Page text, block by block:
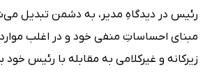
رئیس در دیدگاهِ مدیر، به دشمن تبدیل
مبنای احساساتِ منفی خود و در اغلب
زیرکانه و غیرکلامی به مقابله با رئیس